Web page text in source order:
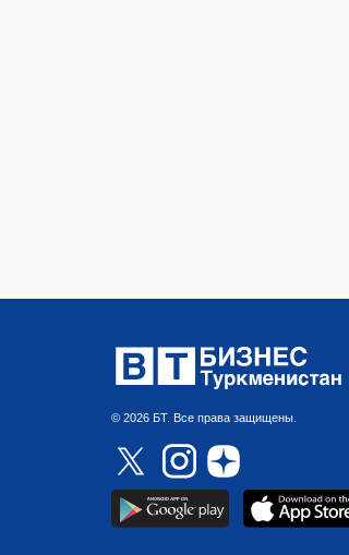
© 2026 БТ. Все права защищены.